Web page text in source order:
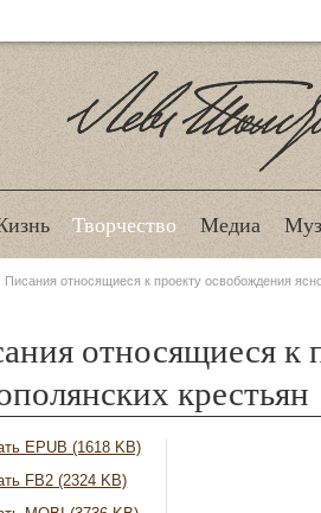
Лев
Творчество Медиа
Писания относящиеся к проекту освобождения
относящиеся к
крестьян
EPUB (1618 KB)
FB2 (2324 KB)